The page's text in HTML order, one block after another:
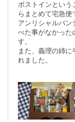
ポストインという
らまとめて宅急便
アンリシャルパン
べた事がなかった
す。
また、義理の姉
れました。